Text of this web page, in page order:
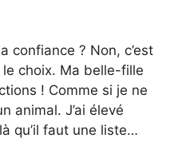
confiance ? Non, c’est
le choix. Ma belle-fille
! Comme si je ne
animal. J’ai élevé
qu’il faut une liste…